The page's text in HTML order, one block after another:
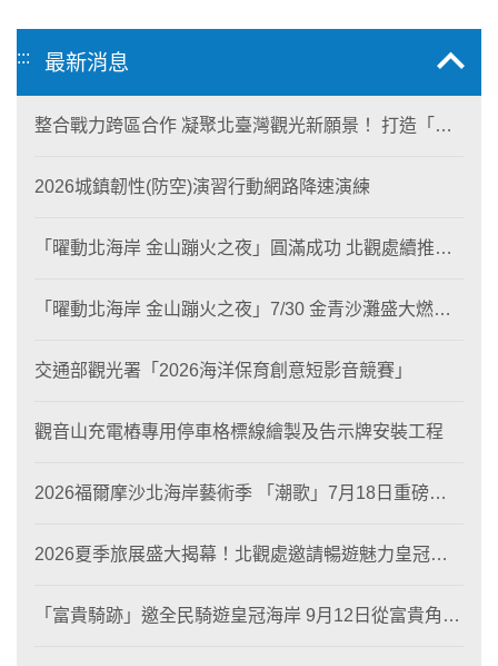
::: 最新消息
整合戰力跨區合作 凝聚北臺灣觀光新願景！ 打造「生
2026城鎮韌性(防空)演習行動網路降速演練
「曜動北海岸 金山蹦火之夜」圓滿成功 北觀處續推照
「曜動北海岸 金山蹦火之夜」7/30 金青沙灘盛大燃
交通部觀光署「2026海洋保育創意短影音競賽」
觀音山充電樁專用停車格標線繪製及告示牌安裝工程
2026福爾摩沙北海岸藝術季 「潮歌」7月18日重磅登
2026夏季旅展盛大揭幕！北觀處邀請暢遊魅力皇冠海
「富貴騎跡」邀全民騎遊皇冠海岸 9月12日從富貴角出